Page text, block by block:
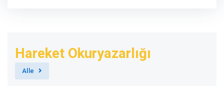
Hareket Okuryazarlığı
Alle